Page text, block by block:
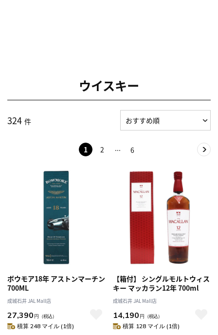
ウイスキー
324 件
1 2 6
ボウモア18年 アストンマーチン
700ML
成城石井 JAL Mall店
27,390 円 （税込）
積算 248 マイル (1倍)
【箱付】 シングルモルトウィス
キー マッカラン12年 700ml
成城石井 JAL Mall店
14,190 円 （税込）
積算 128 マイル (1倍)